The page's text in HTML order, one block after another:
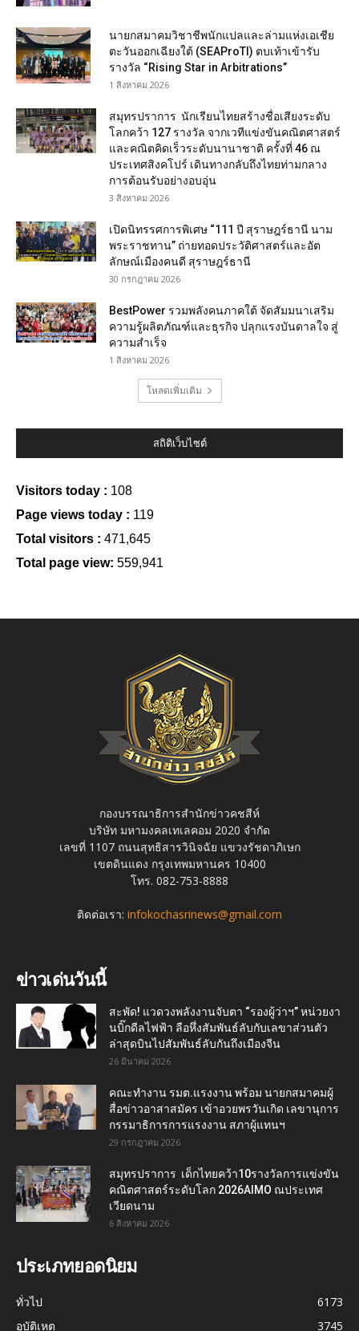
นายกสมาคมวิชาชีพนักแปลและล่ามแห่งเอเชีย
ตะวันออกเฉียงใต้ (SEAProTI) ตบเท้าเข้ารับ
รางวัล “Rising Star in Arbitrations”
1 สิงหาคม 2026
สมุทรปราการ นักเรียนไทยสร้างชื่อเสียงระดับ
โลกคว้า 127 รางวัล จากเวทีแข่งขันคณิตศาสตร์
และคณิตคิดเร็วระดับนานาชาติ ครั้งที่ 46 ณ
ประเทศสิงคโปร์ เดินทางกลับถึงไทยท่ามกลาง
การต้อนรับอย่างอบอุ่น
3 สิงหาคม 2026
เปิดนิทรรศการพิเศษ “111 ปี สุราษฎร์ธานี นาม
พระราชทาน” ถ่ายทอดประวัติศาสตร์และอัต
ลักษณ์เมืองคนดี สุราษฎร์ธานี
30 กรกฎาคม 2026
BestPower รวมพลังคนภาคใต้ จัดสัมมนาเสริม
ความรู้ผลิตภัณฑ์และธุรกิจ ปลุกแรงบันดาลใจ สู่
ความสำเร็จ
1 สิงหาคม 2026
โหลดเพิ่มเติม
สถิติเว็บไซต์
Visitors today : 108
Page views today : 119
Total visitors : 471,645
Total page view: 559,941
กองบรรณาธิการสำนักข่าวคชสีห์
บริษัท มหามงคลเทเลคอม 2020 จำกัด
เลขที่ 1107 ถนนสุทธิสารวินิจฉัย แขวงรัชดาภิเษก
เขตดินแดง กรุงเทพมหานคร 10400
โทร. 082-753-8888
ติดต่อเรา: infokochasrinews@gmail.com
ข่าวเด่นวันนี้
สะพัด! แวดวงพลังงานจับตา “รองผู้ว่าฯ” หน่วยงา
นบิ๊กดีลไฟฟ้า ลือหึ่งสัมพันธ์ลับกับเลขาส่วนตัว
ล่าสุดบินไปสัมพันธ์ลับกันถึงเมืองจีน
26 มีนาคม 2026
คณะทำงาน รมต.แรงงาน พร้อม นายกสมาคมผู้
สื่อข่าวอาสาสมัคร เข้าอวยพรวันเกิด เลขานุการ
กรรมาธิการการแรงงาน สภาผู้แทนฯ
29 กรกฎาคม 2026
สมุทรปราการ เด็กไทยคว้า10รางวัลการแข่งขัน
คณิตศาสตร์ระดับโลก 2026AIMO ณประเทศ
เวียดนาม
6 สิงหาคม 2026
ประเภทยอดนิยม
ทั่วไป
6173
อุบัติเหตุ
3745